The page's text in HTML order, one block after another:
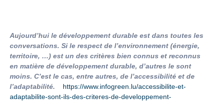
Aujourd’hui le développement durable est dans toutes les
conversations. Si le respect de l’environnement (énergie,
territoire, …) est un des critères bien connus et reconnus
en matière de développement durable, d’autres le sont
moins. C’est le cas, entre autres, de l’accessibilité et de
l’adaptabilité.
https://www.infogreen.lu/accessibilite-et-
adaptabilite-sont-ils-des-criteres-de-developpement-